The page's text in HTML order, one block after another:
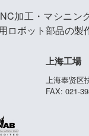
加工・マシニン
ロボット部品の製
上海工場
上海奉贤区
FAX: 021-